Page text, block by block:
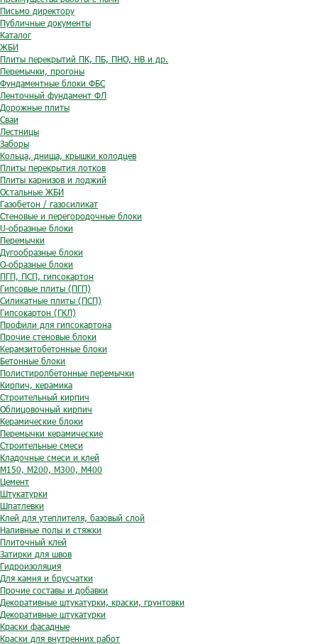
Письмо директору
Публичные документы
Каталог
ЖБИ
Плиты перекрытий ПК, ПБ, ПНО, НВ и др.
Перемычки, прогоны
Фундаментные блоки ФБС
Ленточный фундамент ФЛ
Дорожные плиты
Сваи
Лестницы
Заборы
Кольца, днища, крышки колодцев
Плиты перекрытия лотков
Плиты карнизов и лоджий
Остальные ЖБИ
Газобетон / газосиликат
Стеновые и перегородочные блоки
U-образные блоки
Перемычки
Дугообразные блоки
O-образные блоки
ПГП, ПСП, гипсокартон
Гипсовые плиты (ПГП)
Силикатные плиты (ПСП)
Гипсокартон (ГКЛ)
Профили для гипсокартона
Прочие стеновые блоки
Керамзитобетонные блоки
Бетонные блоки
Полистиролбетонные перемычки
Кирпич, керамика
Строительный кирпич
Облицовочный кирпич
Керамические блоки
Перемычки керамические
Строительные смеси
Кладочные смеси и клей
М150, М200, М300, М400
Цемент
Штукатурки
Шпатлевки
Клей для утеплителя, базовый слой
Наливные полы и стяжки
Плиточный клей
Затирки для швов
Гидроизоляция
Для камня и брусчатки
Прочие составы и добавки
Декоративные штукатурки, краски, грунтовки
Декоративные штукатурки
Краски фасадные
Краски для внутренних работ